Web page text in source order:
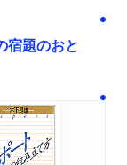
宿題のおと